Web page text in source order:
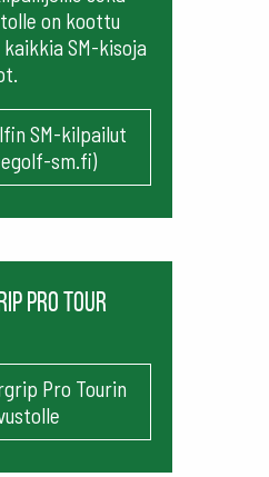
on koottu
SM-kisoja
SM-kilpailut
sm.fi)
Pro Tour
Pro Tourin